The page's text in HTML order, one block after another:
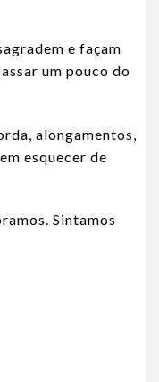
e façam
um pouco do
alongamentos,
esquecer de
Sintamos